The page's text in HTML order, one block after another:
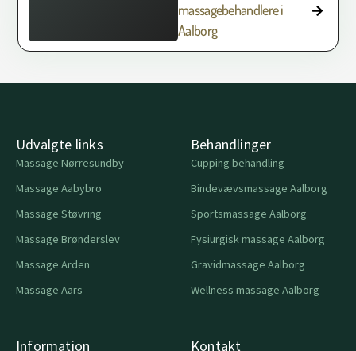
massagebehandlere i
Aalborg
Udvalgte links
Massage Nørresundby
Massage Aabybro
Massage Støvring
Massage Brønderslev
Massage Arden
Massage Aars
Behandlinger
Cupping behandling
Bindevævsmassage Aalborg
Sportsmassage Aalborg
Fysiurgisk massage Aalborg
Gravidmassage Aalborg
Wellness massage Aalborg
Information Kontakt